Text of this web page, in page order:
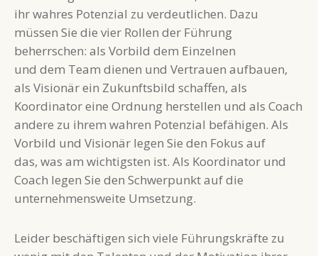
ihr wahres Potenzial zu verdeutlichen. Dazu
müssen Sie die vier Rollen der Führung
beherrschen: als Vorbild dem Einzelnen
und dem Team dienen und Vertrauen aufbauen,
als Visionär ein Zukunftsbild schaffen, als
Koordinator eine Ordnung herstellen und als Coach
andere zu ihrem wahren Potenzial befähigen. Als
Vorbild und Visionär legen Sie den Fokus auf
das, was am wichtigsten ist. Als Koordinator und
Coach legen Sie den Schwerpunkt auf die
unternehmensweite Umsetzung.
Leider beschäftigen sich viele Führungskräfte zu